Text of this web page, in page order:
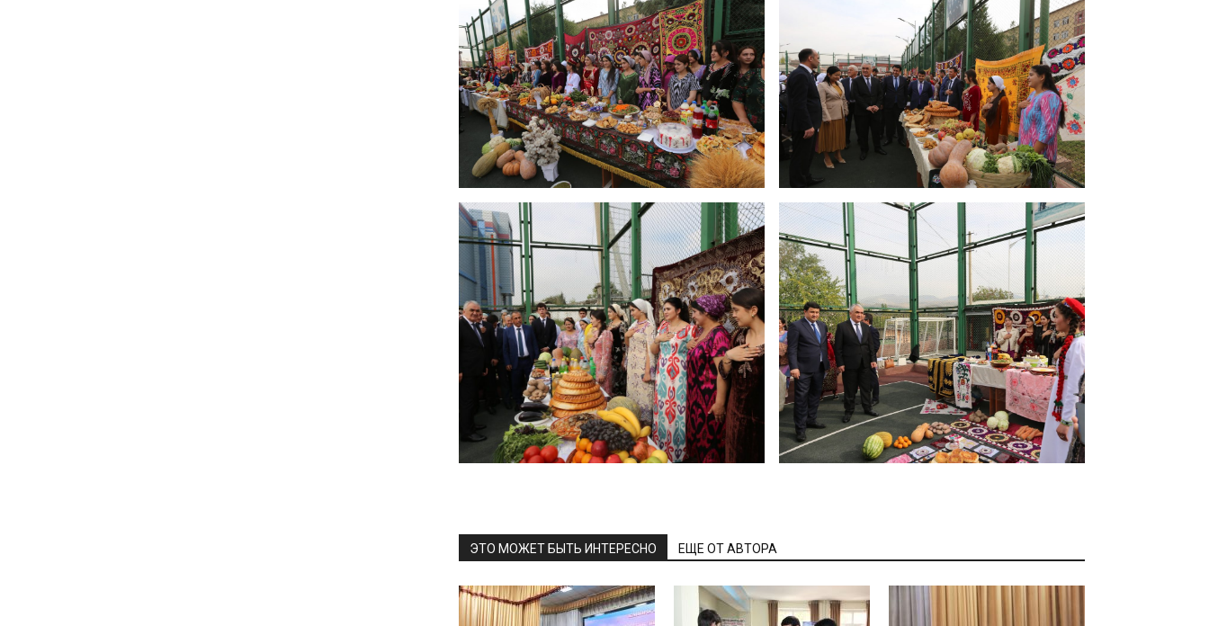
ЭТО МОЖЕТ БЫТЬ ИНТЕРЕСНО ЕЩЕ ОТ АВТОРА